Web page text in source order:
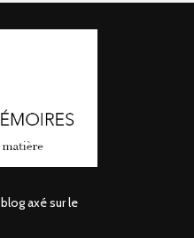
axé sur le